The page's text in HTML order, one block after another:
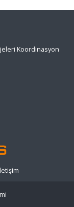
Koordinasyon